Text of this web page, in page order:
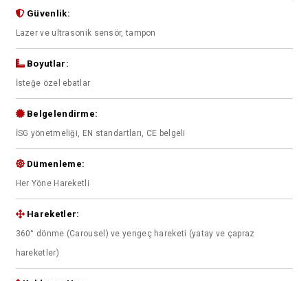
Güvenlik:
Lazer ve ultrasonik sensör, tampon
Boyutlar:
İsteğe özel ebatlar
Belgelendirme:
İSG yönetmeliği, EN standartları, CE belgeli
Dümenleme:
Her Yöne Hareketli
Hareketler:
360° dönme (Carousel) ve yengeç hareketi (yatay ve çapraz
hareketler)